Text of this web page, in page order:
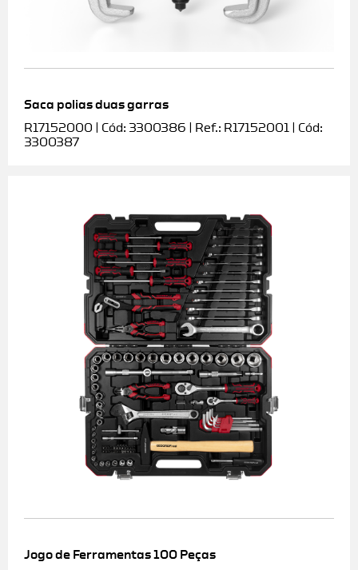
Saca polias duas garras
R17152000 | Cód: 3300386 | Ref.: R17152001 | Cód:
3300387
Jogo de Ferramentas 100 Peças